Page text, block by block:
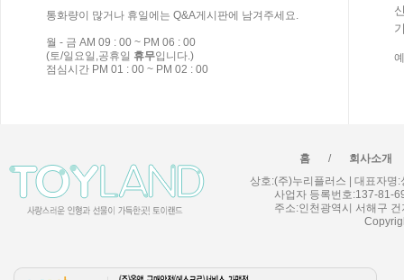
통화량이 많거나 휴일에는 Q&A게시판에 남겨주세요.
월 - 금 AM 09 : 00 ~ PM 06 : 00
(토/일요일,공휴일 휴무입니다.)
점심시간 PM 01 : 00 ~ PM 02 : 00
홈 /
회사소개
상호:(주)누리플러스 | 대표자명
사업자 등록번호:137-81-
주소:인천광역시 서해구